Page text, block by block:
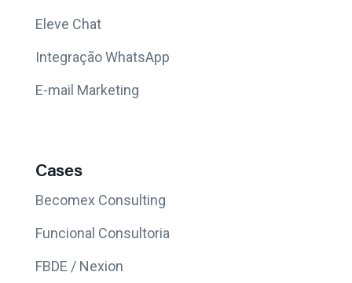
Eleve Chat
Integração WhatsApp
E-mail Marketing
Cases
Becomex Consulting
Funcional Consultoria
FBDE / Nexion